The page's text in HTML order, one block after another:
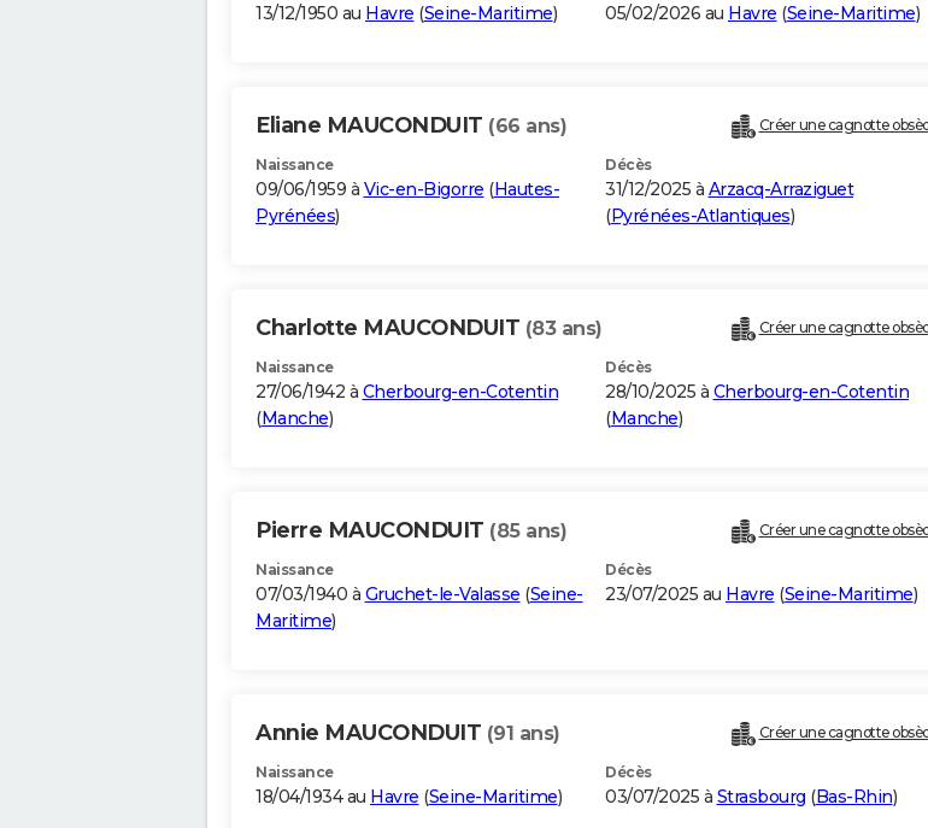
13/12/1950 au Havre (Seine-Maritime) 05/02/2026 au Havre (Seine-Maritime)
Eliane MAUCONDUIT (66 ans) Créer une cagnotte
Naissance
09/06/1959 à Vic-en-Bigorre (Hautes-
Pyrénées)
Décès
31/12/2025 à Arzacq-Arraziguet
(Pyrénées-Atlantiques)
Charlotte MAUCONDUIT (83 ans) Créer une cagnotte
Naissance
27/06/1942 à Cherbourg-en-Cotentin
(Manche)
Décès
28/10/2025 à Cherbourg-en-Cotentin
(Manche)
Pierre MAUCONDUIT (85 ans) Créer une cagnotte
Naissance
07/03/1940 à Gruchet-le-Valasse (Seine-
Maritime)
Décès
23/07/2025 au Havre (Seine-Maritime)
Annie MAUCONDUIT (91 ans) Créer une cagnotte
Naissance
18/04/1934 au Havre (Seine-Maritime)
Décès
03/07/2025 à Strasbourg (Bas-Rhin)